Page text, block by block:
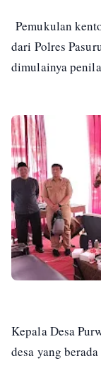
Pemukulan
dari Polres
dimulainya
Kepala Desa
desa yang